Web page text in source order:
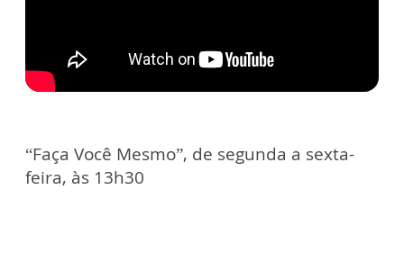
“Faça Você Mesmo”, de segunda a sexta-
feira, às 13h30